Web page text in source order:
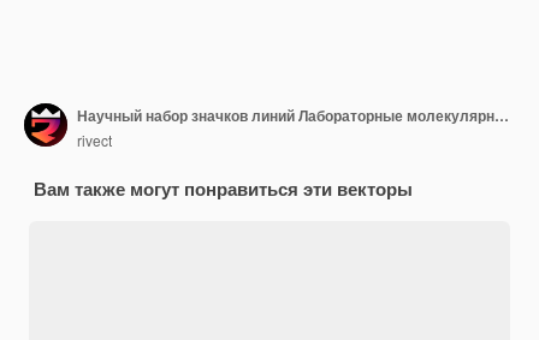
Научный набор значков линий Лабораторные молекулярные данные Научная ДНК Галактический мозг Химический пакет значков
rivect
Вам также могут понравиться эти векторы